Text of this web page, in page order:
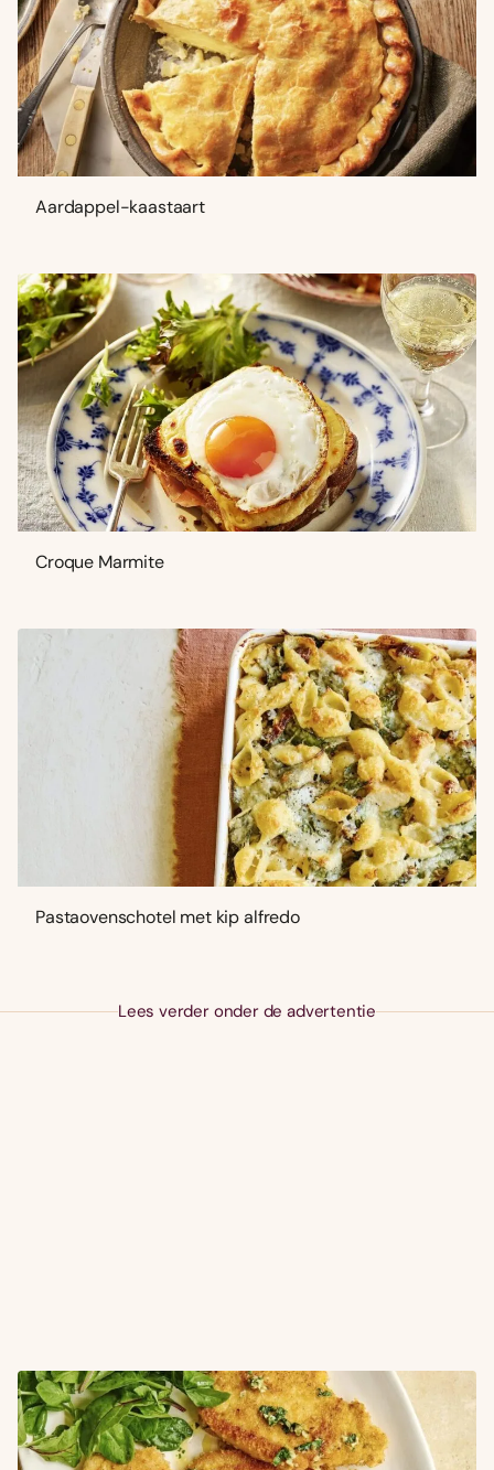
Aardappel-kaastaart
Croque Marmite
Pastaovenschotel met kip alfredo
Lees verder onder de advertentie